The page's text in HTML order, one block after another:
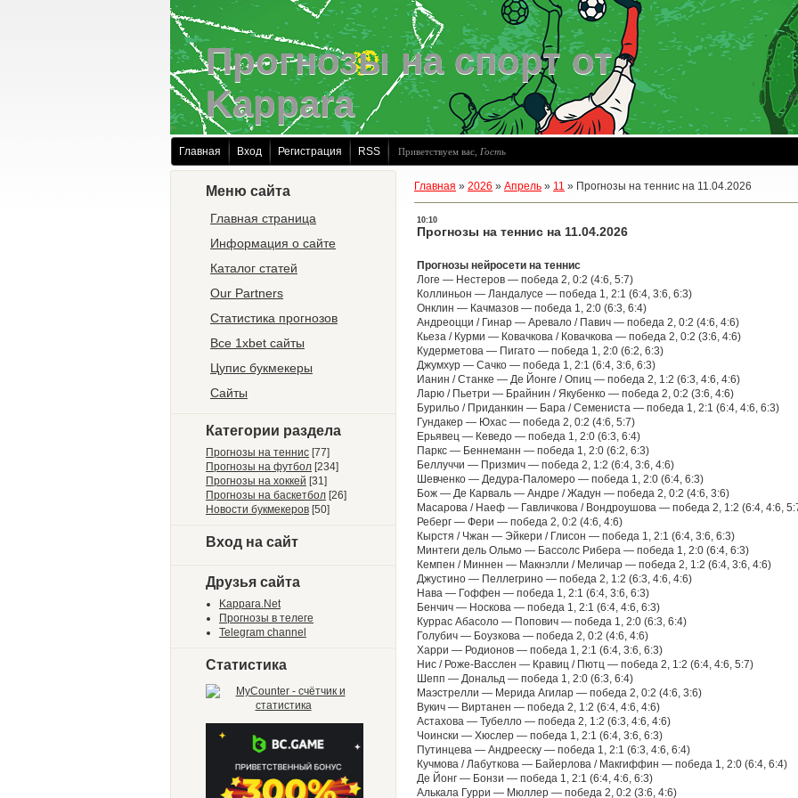
Прогнозы на спорт от
Kappara
Главная Вход Регистрация RSS Приветствуем вас Гость
Меню сайта
Главная страница
Информация о сайте
Каталог статей
Our Partners
Статистика прогнозов
Все 1xbet сайты
Цупис букмекеры
Сайты
Категории раздела
Прогнозы на теннис [77]
Прогнозы на футбол [234]
Прогнозы на хоккей [31]
Прогнозы на баскетбол [26]
Новости букмекеров [50]
Вход на сайт
Друзья сайта
Kappara.Net
Прогнозы в телеге
Telegram channel
Статистика
Главная » 2026 » Апрель » 11 » Прогнозы на теннис на 11.04.2026
10:10
Прогнозы на теннис на 11.04.2026
Прогнозы нейросети на теннис
Логе — Нестеров — победа 2, 0:2 (4:6, 5:7)
Коллиньон — Ландалусе — победа 1, 2:1 (6:4, 3:6, 6:3)
Онклин — Качмазов — победа 1, 2:0 (6:3, 6:4)
Андреоцци / Гинар — Аревало / Павич — победа 2, 0:2 (4:6, 4:6)
Кьеза / Курми — Ковачкова / Ковачкова — победа 2, 0:2 (3:6, 4:6)
Кудерметова — Пигато — победа 1, 2:0 (6:2, 6:3)
Джумхур — Сачко — победа 1, 2:1 (6:4, 3:6, 6:3)
Ианин / Станке — Де Йонге / Опиц — победа 2, 1:2 (6:3, 4:6, 4:6)
Ларю / Пьетри — Брайнин / Якубенко — победа 2, 0:2 (3:6, 4:6)
Бурильо / Приданкин — Бара / Семениста — победа 1, 2:1 (6:4, 4:6, 6:3)
Гундакер — Юхас — победа 2, 0:2 (4:6, 5:7)
Ерьявец — Кеведо — победа 1, 2:0 (6:3, 6:4)
Паркс — Беннеманн — победа 1, 2:0 (6:2, 6:3)
Беллуччи — Призмич — победа 2, 1:2 (6:4, 3:6, 4:6)
Шевченко — Дедура-Паломеро — победа 1, 2:0 (6:4, 6:3)
Бож — Де Карваль — Андре / Жадун — победа 2, 0:2 (4:6, 3:6)
Масарова / Наеф — Гавличкова / Вондроушова — победа 2, 1:2 (6:4, 4:6,
Реберг — Фери — победа 2, 0:2 (4:6, 4:6)
Кырстя / Чжан — Эйкери / Глисон — победа 1, 2:1 (6:4, 3:6, 6:3)
Минтеги дель Ольмо — Бассолс Рибера — победа 1, 2:0 (6:4, 6:3)
Кемпен / Миннен — Макнэлли / Меличар — победа 2, 1:2 (6:4, 3:6, 4:6)
Джустино — Пеллегрино — победа 2, 1:2 (6:3, 4:6, 4:6)
Нава — Гоффен — победа 1, 2:1 (6:4, 3:6, 6:3)
Бенчич — Носкова — победа 1, 2:1 (6:4, 4:6, 6:3)
Куррас Абасоло — Попович — победа 1, 2:0 (6:3, 6:4)
Голубич — Боузкова — победа 2, 0:2 (4:6, 4:6)
Харри — Родионов — победа 1, 2:1 (6:4, 3:6, 6:3)
Нис / Роже-Васслен — Кравиц / Пютц — победа 2, 1:2 (6:4, 4:6, 5:7)
Шепп — Дональд — победа 1, 2:0 (6:3, 6:4)
Маэстрелли — Мерида Агилар — победа 2, 0:2 (4:6, 3:6)
Вукич — Виртанен — победа 2, 1:2 (6:4, 4:6, 4:6)
Астахова — Тубелло — победа 2, 1:2 (6:3, 4:6, 4:6)
Чоински — Хюслер — победа 1, 2:1 (6:4, 3:6, 6:3)
Путинцева — Андрееску — победа 1, 2:1 (6:3, 4:6, 6:4)
Кучмова / Лабуткова — Байерлова / Макгиффин — победа 1, 2:0 (6:4, 6:4)
Де Йонг — Бонзи — победа 1, 2:1 (6:4, 4:6, 6:3)
Алькала Гурри — Мюллер — победа 2, 0:2 (3:6, 4:6)